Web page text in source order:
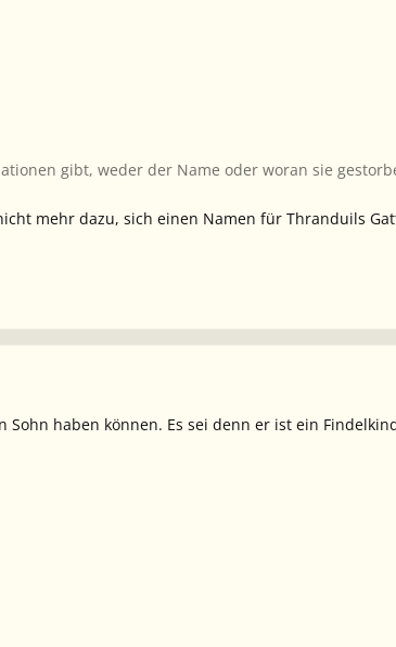
gibt, weder der Name oder woran sie
mehr dazu, sich einen Namen für Thranduils
haben können. Es sei denn er ist ein